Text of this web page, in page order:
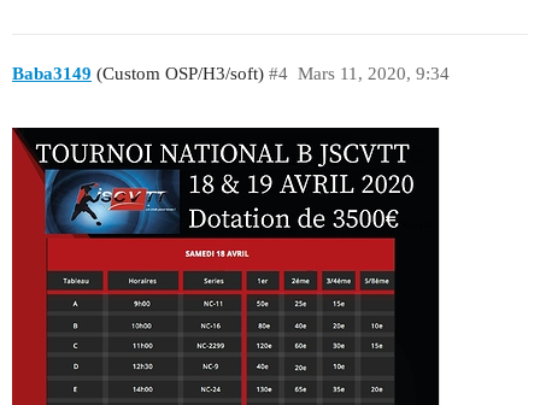
Baba3149 (Custom OSP/H3/soft) Mars 11, 2020, 9:34
#4